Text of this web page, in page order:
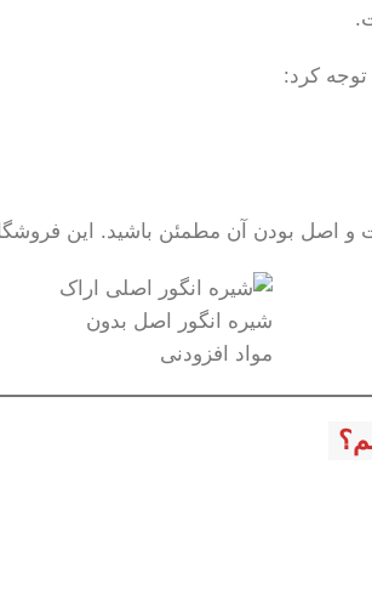
کرد:
و اصل بودن آن مطمئن باشید. این
شیره انگور اصل بدون
مواد افزودنی